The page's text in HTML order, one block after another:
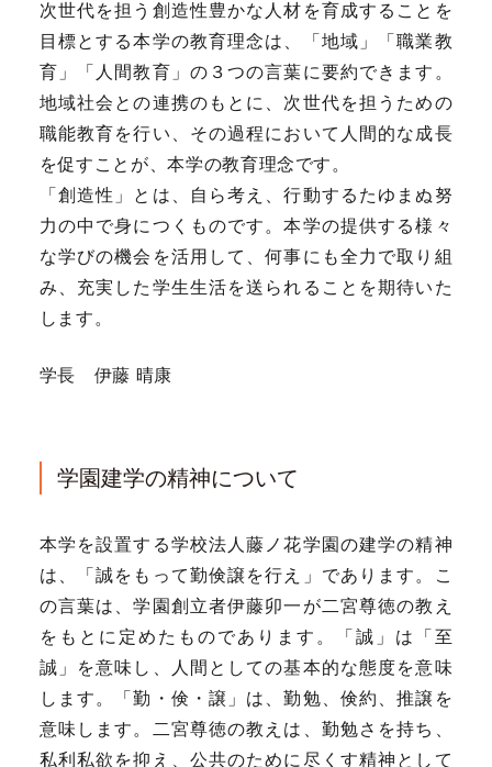
次世代を担う創造性豊かな人材を育成することを
目標とする本学の教育理念は、「地域」「職業教
育」「人間教育」の３つの言葉に要約できます。
地域社会との連携のもとに、次世代を担うための
職能教育を行い、その過程において人間的な成長
を促すことが、本学の教育理念です。
「創造性」とは、自ら考え、行動するたゆまぬ努
力の中で身につくものです。本学の提供する様々
な学びの機会を活用して、何事にも全力で取り組
み、充実した学生生活を送られることを期待いた
します。
学長 伊藤 晴康
学園建学の精神について
本学を設置する学校法人藤ノ花学園の建学の精神
は、「誠をもって勤倹譲を行え」であります。こ
の言葉は、学園創立者伊藤卯一が二宮尊徳の教え
をもとに定めたものであります。「誠」は「至
誠」を意味し、人間としての基本的な態度を意味
します。「勤・倹・譲」は、勤勉、倹約、推譲を
意味します。二宮尊徳の教えは、勤勉さを持ち、
私利私欲を抑え、公共のために尽くす精神として